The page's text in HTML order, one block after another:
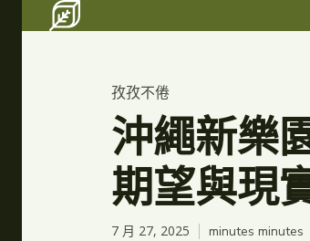
Search for something...
孜孜不倦
沖繩新樂
期望與現
7 月 27, 2025 minutes minutes